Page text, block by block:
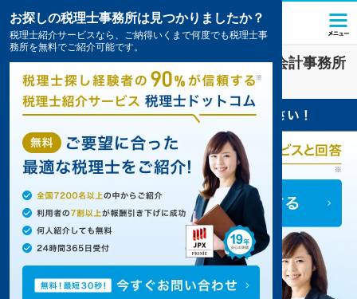
山口市で経理・決算対策を扱う税理士・会計事務所
の一覧3件掲載中
お探しの税理士事務所は見つかりましたか？
税理士紹介サービスなら、ご納得いくまで何度でも税理士事
務所を無料でご紹介可能です。